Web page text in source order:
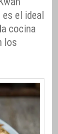
el ideal
cocina
los